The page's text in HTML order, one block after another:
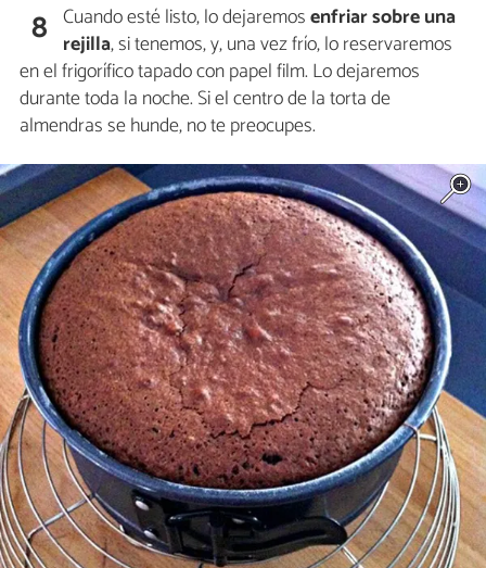
8 Cuando esté listo, lo dejaremosenfriar sobre una
rejilla, si tenemos, y, una vez frío, lo reservaremos
en el frigorífico tapado con papel film. Lo dejaremos
durante toda la noche. Si el centro de la torta de
almendras se hunde, no te preocupes.